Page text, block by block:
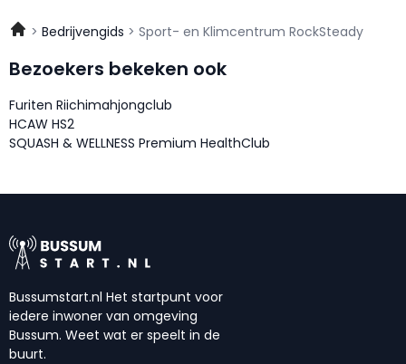
Bedrijvengids Sport- en Klimcentrum RockSteady
Bezoekers bekeken ook
Furiten Riichimahjongclub
HCAW HS2
SQUASH & WELLNESS Premium HealthClub
Bussumstart.nl Het startpunt voor
iedere inwoner van omgeving
Bussum. Weet wat er speelt in de
buurt.